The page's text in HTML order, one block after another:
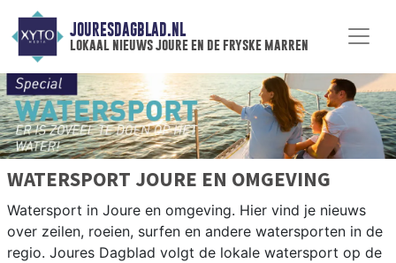
JOURESDAGBLAD.NL
lokaal nieuws joure en de fryske marren
WATERSPORT JOURE EN OMGEVING
Watersport in Joure en omgeving. Hier vind je nieuws
over zeilen, roeien, surfen en andere watersporten in de
regio. Joures Dagblad volgt de lokale watersport op de